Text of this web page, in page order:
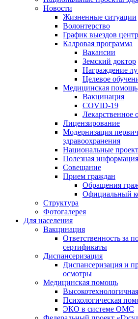
Новости
Жизненные ситуации
Волонтерство
График выездов
Кадровая программа
Вакансии
Земский доктор
Награждение
Целевое
Медицинская помощь
Вакцинация
COVID-19
Лекарственное
Лицензирование
Модернизация
здравоохранения
Национальные
Полезная информация
Совещание
Прием граждан
Обращения
Официальный
Структура
Фотогалерея
Для населения
Вакцинация
Ответственность за
сертификаты
Диспансеризация
Диспансеризация и
осмотры
Медицинская помощь
Психологическая
ЭКО в системе ОМС